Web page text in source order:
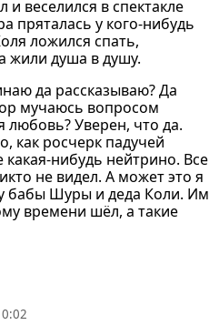
и веселился в спектакле
пряталась у кого-нибудь
ложился спать,
жили душа в душу.
да рассказываю? Да
мучаюсь вопросом
любовь? Уверен, что да.
как росчерк падучей
нибудь нейтрино. Все
не видел. А может это я
бабы Шуры и деда Коли. Им
времени шёл, а такие